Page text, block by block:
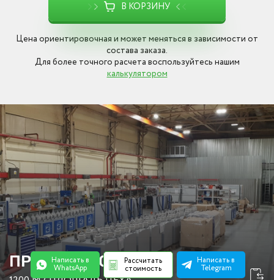
Написать в
WhatsApp
Рассчитать
стоимость
Написать в
Telegram
В КОРЗИНУ
Цена ориентировочная и может меняться в зависимости от
состава заказа.
Для более точного расчета воспользуйтесь нашим
калькулятором
ПРОИЗВОДСТВО